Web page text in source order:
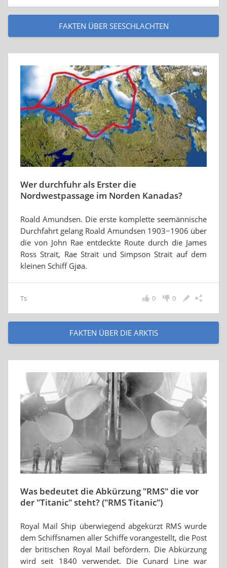
FAKTEN ÜBER SEESCHLACHTEN
Wer durchfuhr als Erster die
Nordwestpassage im Norden Kanadas?
Roald Amundsen. Die erste komplette seemännische
Durchfahrt gelang Roald Amundsen 1903−1906 über
die von John Rae entdeckte Route durch die James
Ross Strait, Rae Strait und Simpson Strait auf dem
kleinen Schiff Gjøa.
Ts 0
0
FAKTEN ÜBER DIE ARKTIS
Was bedeutet die Abkürzung "RMS" die vor
der "Titanic" steht? ("RMS Titanic")
Royal Mail Ship überwiegend abgekürzt RMS wurde
dem Schiffsnamen aller Schiffe vorangestellt, die Post
der britischen Royal Mail befördern. Die Abkürzung
wird seit 1840 verwendet. Die Cunard Line war